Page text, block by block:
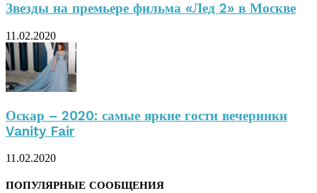
Звезды на премьере фильма «Лед 2» в Москве
11.02.2020
Оскар – 2020: самые яркие гости вечеринки
Vanity Fair
11.02.2020
ПОПУЛЯРНЫЕ СООБЩЕНИЯ